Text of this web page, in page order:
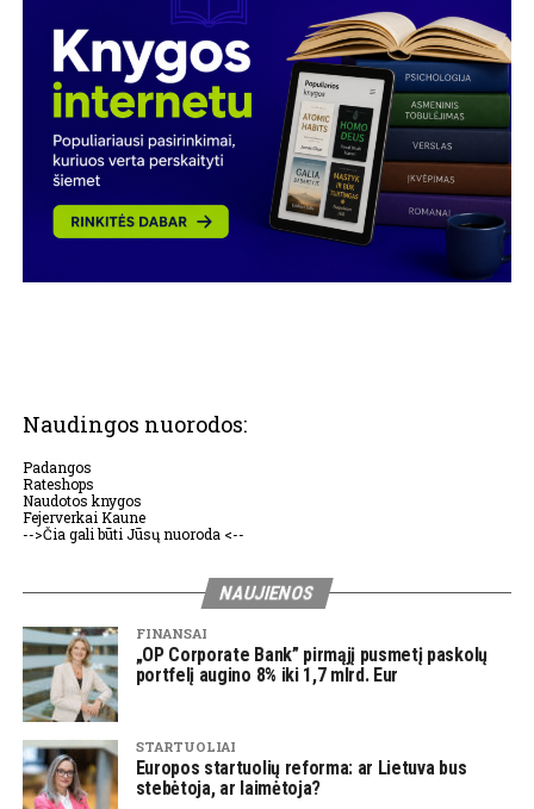
Naudingos nuorodos:
Padangos
Rateshops
Naudotos knygos
Fejerverkai Kaune
-->Čia gali būti Jūsų nuoroda <--
NAUJIENOS
FINANSAI
„OP Corporate Bank” pirmąjį pusmetį paskolų
portfelį augino 8% iki 1,7 mlrd. Eur
STARTUOLIAI
Europos startuolių reforma: ar Lietuva bus
stebėtoja, ar laimėtoja?